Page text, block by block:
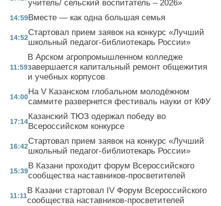
учитель/ сельский воспитатель – 2026»
14:59Вместе — как одна большая семья
14:52
Стартовал прием заявок на конкурс «Лучший
школьный педагог-библиотекарь России»
11:59
В Арском агропромышленном колледже
завершается капитальный ремонт общежития
и учебных корпусов
14:00
На V Казанском глобальном молодёжном
саммите развернется фестиваль науки от КФУ
17:14
Казанский ТЮЗ одержал победу во
Всероссийском конкурсе
16:42
Стартовал прием заявок на конкурс «Лучший
школьный педагог-библиотекарь России»
15:39
В Казани проходит форум Всероссийского
сообщества наставников-просветителей
11:11
В Казани стартовал IV Форум Всероссийского
сообщества наставников-просветителей